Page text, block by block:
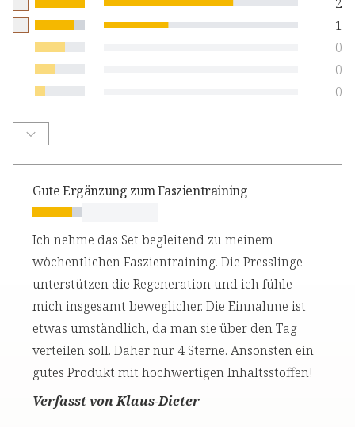
1
0
0
0
Gute Ergänzung zum Faszientraining
Ich nehme das Set begleitend zu meinem
wöchentlichen Faszientraining. Die Presslinge
unterstützen die Regeneration und ich fühle
mich insgesamt beweglicher. Die Einnahme ist
etwas umständlich, da man sie über den Tag
verteilen soll. Daher nur 4 Sterne. Ansonsten ein
gutes Produkt mit hochwertigen Inhaltsstoffen!
Verfasst von Klaus-Dieter